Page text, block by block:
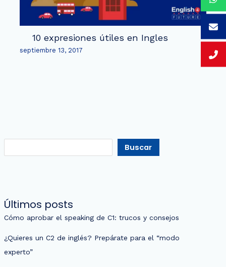
10 expresiones útiles en Ingles
septiembre 13, 2017
Buscar
Últimos posts
Cómo aprobar el speaking de C1: trucos y consejos
¿Quieres un C2 de inglés? Prepárate para el “modo
experto”